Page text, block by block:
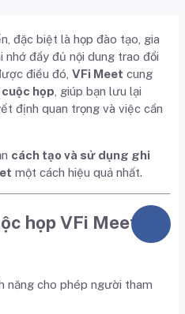
đặc biệt là họp đào tạo, gia
nhớ đầy đủ nội dung trao đổi
điều đó, VFi Meet cung
họp , giúp bạn lưu lại
định quan trọng và việc cần
cách tạo và sử dụng ghi
một cách hiệu quả nhất.
họp VFi Meet là
năng cho phép người tham